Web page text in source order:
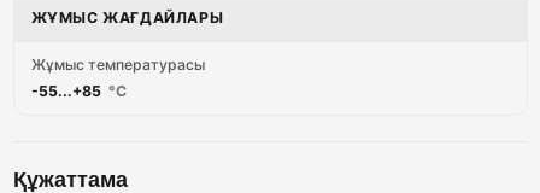
ЖҰМЫС ЖАҒДАЙЛАРЫ
Жұмыс температурасы
-55...+85 °C
Құжаттама